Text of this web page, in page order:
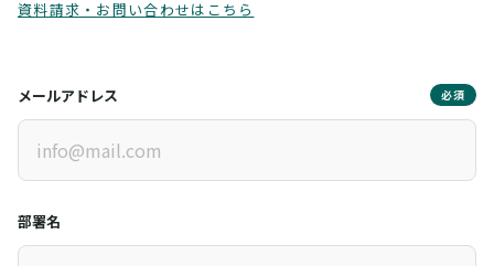
資料請求・お問い合わせはこちら
メールアドレス 必須
部署名